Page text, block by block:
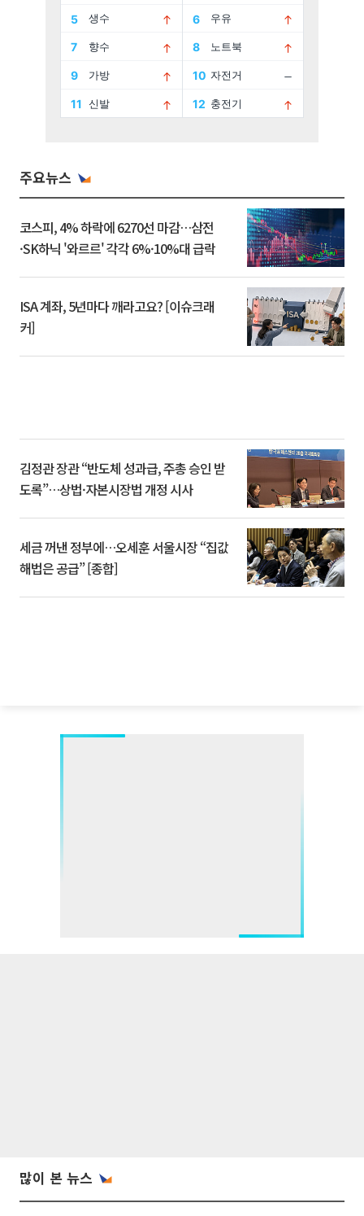
주요뉴스
코스피, 4% 하락에 6270선 마감…삼전
·SK하닉 '와르르' 각각 6%·10%대 급락
ISA 계좌, 5년마다 깨라고요? [이슈크래
커]
김정관 장관 “반도체 성과급, 주총 승인 받
도록”…상법·자본시장법 개정 시사
세금 꺼낸 정부에…오세훈 서울시장 “집값
해법은 공급” [종합]
많이 본 뉴스